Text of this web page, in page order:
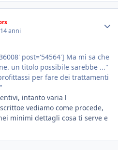
14 anni
post='54564'] Ma mi sa che
un titolo possibile sarebbe ..."
per fare dei trattamenti
intanto varia l
vediamo come procede,
minimi dettagli cosa ti serve e